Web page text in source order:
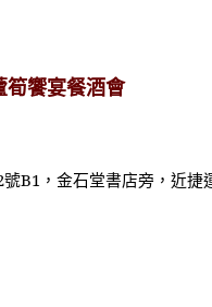
筍饗宴餐酒會
號B1 ，金石堂書店旁，近捷